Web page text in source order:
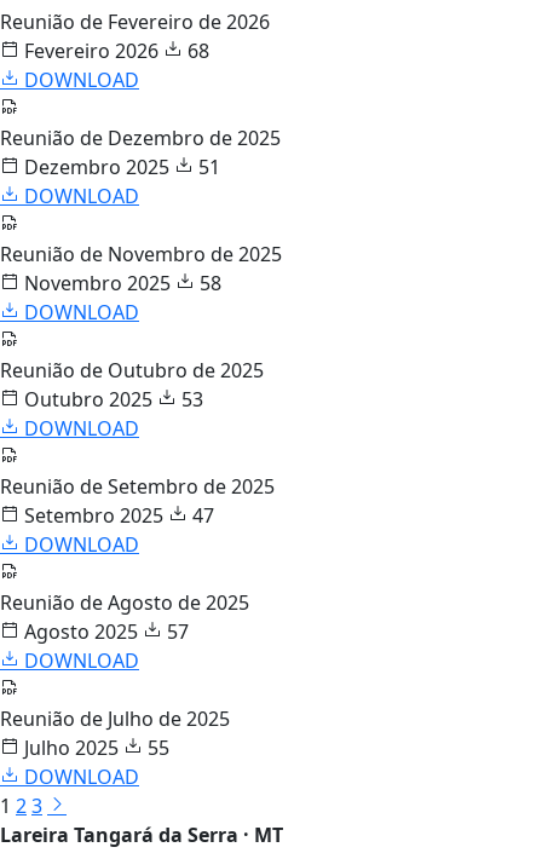
Reunião de Fevereiro de 2026
Fevereiro 2026
68
DOWNLOAD
Reunião de Dezembro de 2025
Dezembro 2025
51
DOWNLOAD
Reunião de Novembro de 2025
Novembro 2025
58
DOWNLOAD
Reunião de Outubro de 2025
Outubro 2025
53
DOWNLOAD
Reunião de Setembro de 2025
Setembro 2025
47
DOWNLOAD
Reunião de Agosto de 2025
Agosto 2025
57
DOWNLOAD
Reunião de Julho de 2025
Julho 2025
55
DOWNLOAD
1 23
Lareira Tangará da Serra · MT